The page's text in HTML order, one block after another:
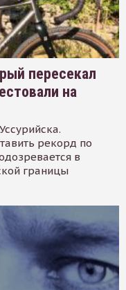
пересекал
на
рекорд по
в
границы